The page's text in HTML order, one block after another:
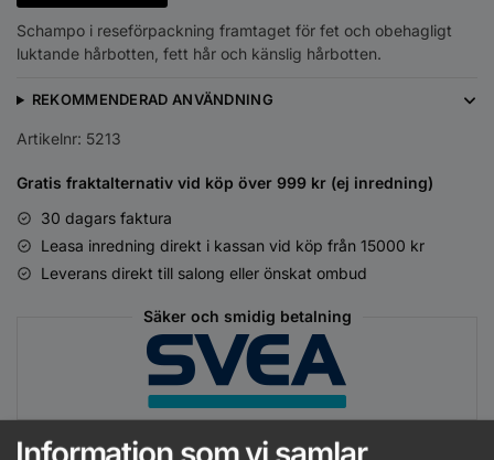
Schampo i reseförpackning framtaget för fet och obehagligt
luktande hårbotten, fett hår och känslig hårbotten.
REKOMMENDERAD ANVÄNDNING
Artikelnr: 5213
Gratis fraktalternativ vid köp över 999 kr (ej inredning)
30 dagars faktura
Leasa inredning direkt i kassan vid köp från 15000 kr
Leverans direkt till salong eller önskat ombud
Säker och smidig betalning